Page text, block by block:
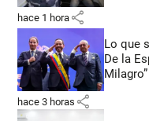
hace 1 hora share
Lo que
De la
Milagro”
hace 3 horas share